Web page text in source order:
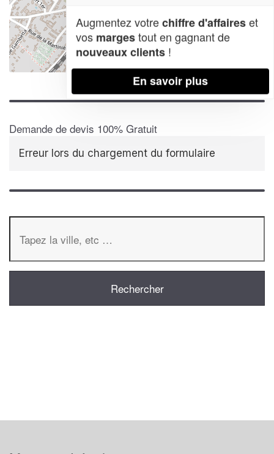
Leaflet| Map data ©OpenStreetMap contributors,CC-BY-SA
Demande de devis 100% Gratuit
Erreur lors du chargement du formulaire
Augmentez votrechiffre d'affaireset
vos margestout en gagnant de
nouveaux clients !
En savoir plus